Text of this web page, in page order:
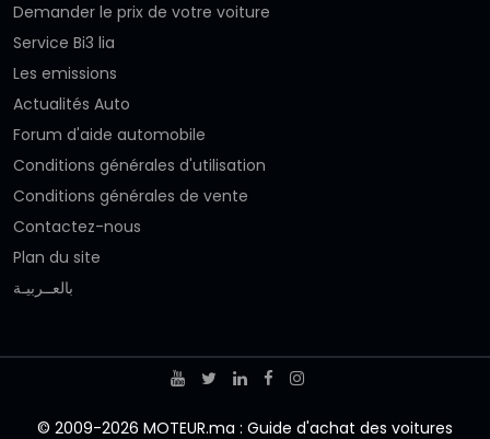
Demander le prix de votre voiture
Service Bi3 lia
Les emissions
Actualités Auto
Forum d'aide automobile
Conditions générales d'utilisation
Conditions générales de vente
Contactez-nous
Plan du site
بالعــربيـة
© 2009-2026 MOTEUR.ma : Guide d'achat des voitures